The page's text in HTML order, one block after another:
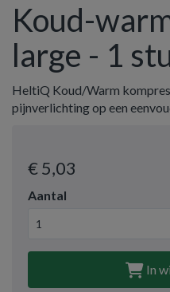
Koud-
large - 1
HeltiQ Koud/Warm
pijnverlichting op een
€ 5,03
Aantal
In